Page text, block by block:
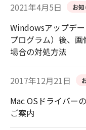
2021年4月5日 お
Windowsアップデ
プログラム）後、
場合の対処方法
2017年12月21日
Mac OSドライバー
ご案内